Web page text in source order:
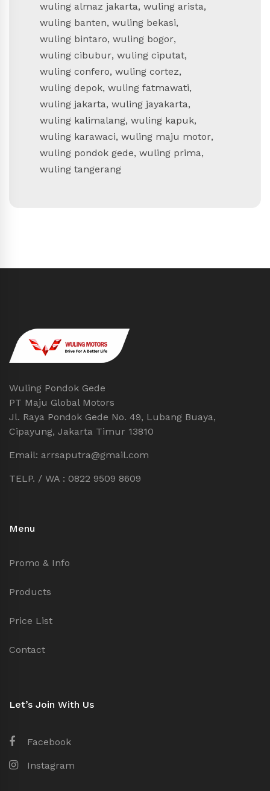
wuling almaz jakarta, wuling arista,
wuling banten, wuling bekasi,
wuling bintaro, wuling bogor,
wuling cibubur, wuling ciputat,
wuling confero, wuling cortez,
wuling depok, wuling fatmawati,
wuling jakarta, wuling jayakarta,
wuling kalimalang, wuling kapuk,
wuling karawaci, wuling maju motor,
wuling pondok gede, wuling prima,
wuling tangerang
Wuling Pondok Gede
PT Maju Global Motors
Jl. Raya Pondok Gede No. 49, Lubang Buaya,
Cipayung, Jakarta Timur 13810
Email: arrsaputra@gmail.com
TELP. / WA : 0822 9509 8609
Menu
Promo & Info
Products
Price List
Contact
Let’s Join With Us
Facebook
Instagram